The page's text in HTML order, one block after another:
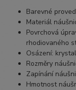
Barevné
Materiál
Povrchová
rhodiovaného
Osázení:
Rozměry
Zapínání
Hmotnost